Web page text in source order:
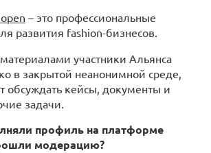
– это профессиональные
развития fashion-бизнесов.
участники Альянса
в закрытой неанонимной среде,
обсуждать кейсы, документы и
задачи.
профиль на платформе
модерацию?